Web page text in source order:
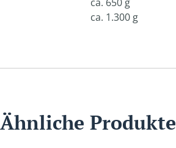
ca. 1.300 g
Ähnliche Produkte